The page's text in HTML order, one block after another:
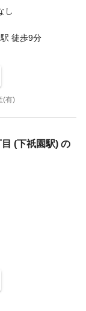
し
徒歩9分
(有)
(下祇園駅) の